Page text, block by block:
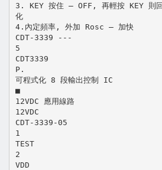
3. KEY 按住 – OFF, 再輕按 KEY 則回
化
4.內定頻率, 外加 Rosc – 加快
CDT-3339 ---
5
CDT3339
P.
可程式化 8 段輸出控制 IC
■
12VDC 應用線路
12VDC
CDT-3339-05
1
TEST
2
VDD